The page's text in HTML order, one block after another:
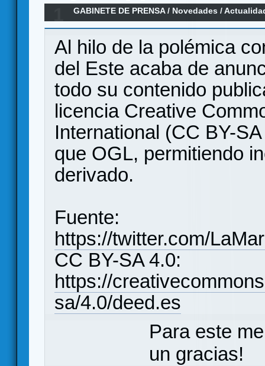
GABINETE DE PRENSA/ Novedades /
Marca del Este pasa a ser CC BY-SA 4.0.
Al hilo de la polémica
del Este acaba de
todo su contenido
licencia Creative
International (CC BY-
que OGL, permitiendo
derivado.
Fuente:
https://twitter.com/
CC BY-SA 4.0:
https://
sa/4.0/deed.es
Para este
un gracias!